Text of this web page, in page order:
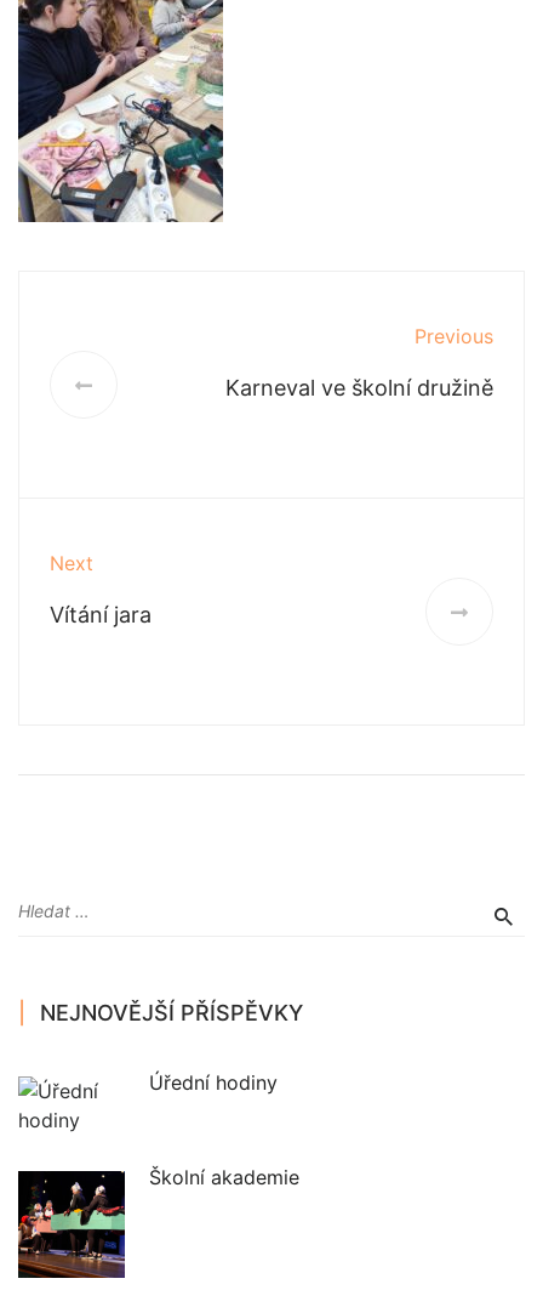
Previous
Karneval ve školní družině
Next
Vítání jara
NEJNOVĚJŠÍ PŘÍSPĚVKY
Úřední hodiny
Školní akademie